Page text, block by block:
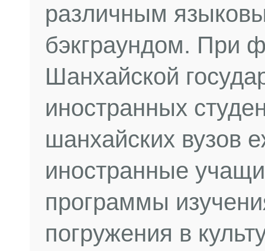
различным
бэкграундом. При
Шанхайской
иностранных
шанхайских вузов
иностранные
программы
погружения в